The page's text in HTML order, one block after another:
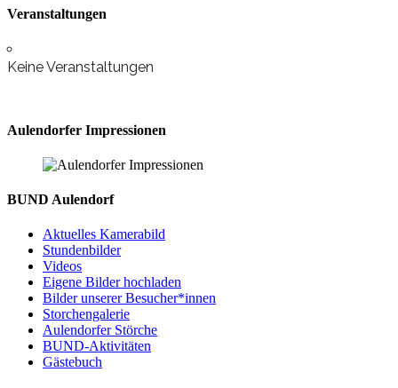
Veranstaltungen
Keine Veranstaltungen
Aulendorfer Impressionen
BUND Aulendorf
Aktuelles Kamerabild
Stundenbilder
Videos
Eigene Bilder hochladen
Bilder unserer Besucher*innen
Storchengalerie
Aulendorfer Störche
BUND-Aktivitäten
Gästebuch